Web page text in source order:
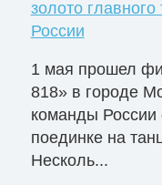
золото
России
1 мая прошел
818» в городе
команды России
поединке на
Несколь...